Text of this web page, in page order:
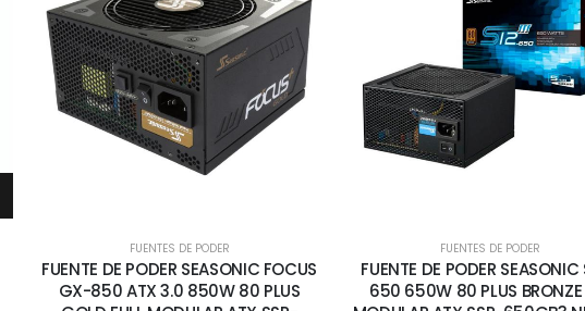
FUENTES DE PODER
FUENTE DE PODER SEASONIC FOCUS
GX-850 ATX 3.0 850W 80 PLUS
FUENTES DE PODER
FUENTE DE PODER SEASONIC
650 650W 80 PLUS